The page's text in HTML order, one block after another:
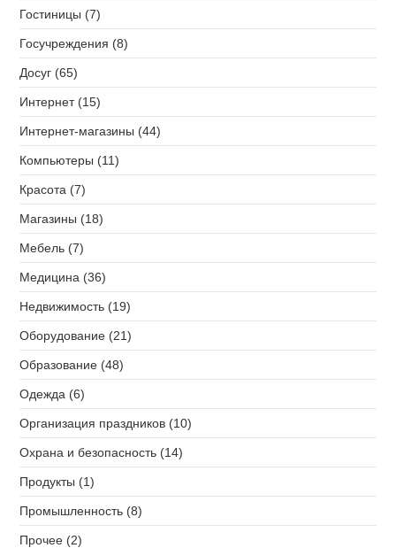
Гостиницы (7)
Госучреждения (8)
Досуг (65)
Интернет (15)
Интернет-магазины (44)
Компьютеры (11)
Красота (7)
Магазины (18)
Мебель (7)
Медицина (36)
Недвижимость (19)
Оборудование (21)
Образование (48)
Одежда (6)
Организация праздников (10)
Охрана и безопасность (14)
Продукты (1)
Промышленность (8)
Прочее (2)